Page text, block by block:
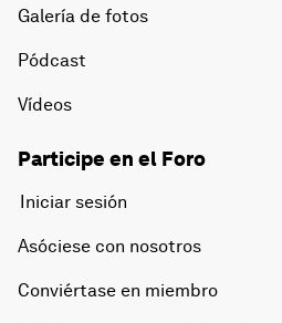
Galería de fotos
Pódcast
Vídeos
Participe en el Foro
Iniciar sesión
Asóciese con nosotros
Conviértase en miembro